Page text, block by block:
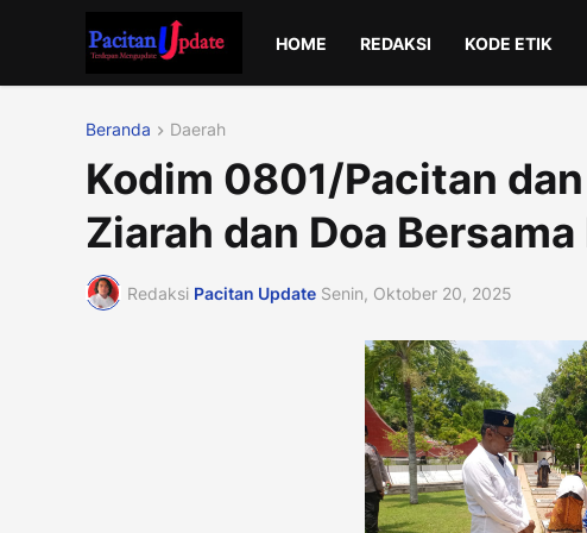
HOME REDAKSI KODE ETIK
Beranda Daerah
Kodim 0801/Pacitan
Ziarah dan Doa
Redaksi Pacitan Update Senin, Oktober 20, 2025